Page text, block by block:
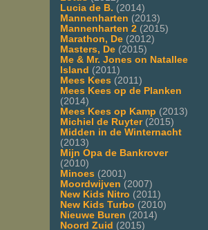
Lucia de B. (2014)
Mannenharten (2013)
Mannenharten 2 (2015)
Marathon, De (2012)
Masters, De (2015)
Me & Mr. Jones on Natallee
Island (2011)
Mees Kees (2011)
Mees Kees op de Planken
(2014)
Mees Kees op Kamp (2013)
Michiel de Ruyter(2015)
Midden in de Winternacht
(2013)
Mijn Opa de Bankrover
(2010)
Minoes (2001)
Moordwijven (2007)
New Kids Nitro (2011)
New Kids Turbo (2010)
Nieuwe Buren (2014)
Noord Zuid (2015)